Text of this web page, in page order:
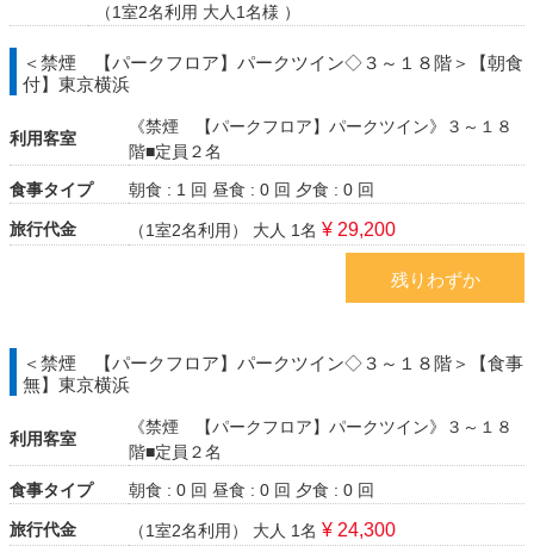
（1室2名利用 大人1名様 ）
＜禁煙 【パークフロア】パークツイン◇３～１８階＞【朝食
付】東京横浜
利用客室
《禁煙 【パークフロア】パークツイン》３～１８
階■定員２名
食事タイプ
朝食 : 1 回 昼食 : 0 回 夕食 : 0 回
旅行代金 （1室2名利用） 大人 1名 ¥ 29,200
残りわずか
＜禁煙 【パークフロア】パークツイン◇３～１８階＞【食事
無】東京横浜
利用客室
《禁煙 【パークフロア】パークツイン》３～１８
階■定員２名
食事タイプ
朝食 : 0 回 昼食 : 0 回 夕食 : 0 回
旅行代金 （1室2名利用） 大人 1名 ¥ 24,300